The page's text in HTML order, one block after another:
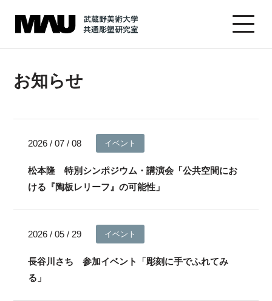
お知らせ
2026 / 07 / 08 イベント
松本隆 特別シンポジウム・講演会「公共空間にお
ける『陶板レリーフ』の可能性」
2026 / 05 / 29 イベント
長谷川さち 参加イベント「彫刻に手でふれてみ
る」